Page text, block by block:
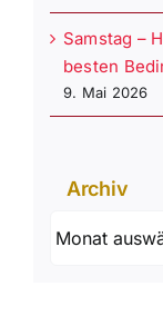
Samstag –
besten
9. Mai 2026
Archiv